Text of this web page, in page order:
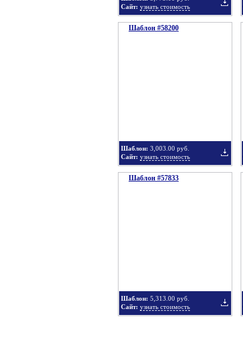
Сайт: узнать стоимость
Шаблон #58200
Шаблон: 3,003.00 руб.
Сайт: узнать стоимость
Шаблон #57833
Шаблон: 5,313.00 руб.
Сайт: узнать стоимость